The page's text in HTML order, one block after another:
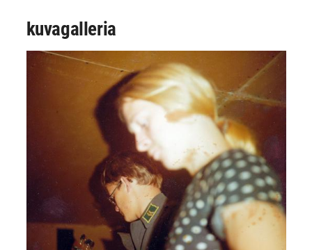
kuvagalleria